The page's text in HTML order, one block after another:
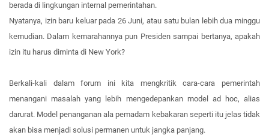
berada di lingkungan internal pemerintahan.
Nyatanya, izin baru keluar pada 26 Juni, atau satu bulan lebih dua minggu
kemudian. Dalam kemarahannya pun Presiden sampai bertanya, apakah
izin itu harus diminta di New York?
Berkali-kali dalam forum ini kita mengkritik cara-cara pemerintah
menangani masalah yang lebih mengedepankan model ad hoc, alias
darurat. Model penanganan ala pemadam kebakaran seperti itu jelas tidak
akan bisa menjadi solusi permanen untuk jangka panjang.